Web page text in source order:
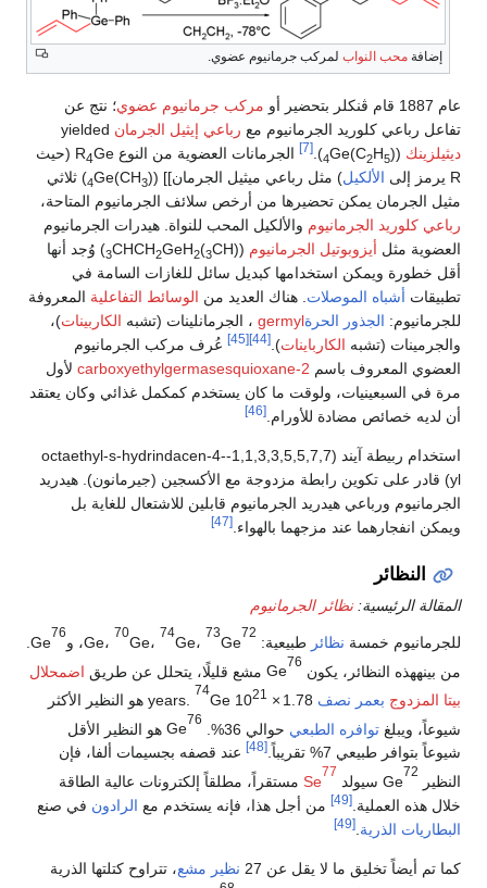
إضافة محب النواب لمركب جرمانيوم عضوي.
عام 1887 قام ڤنكلر بتحضير أو مركب جرمانيوم عضوي؛ نتج عن
تفاعل رباعي كلوريد الجرمانيوم مع رباعي إيثيل الجرمان
ديثيلزينك (
Ge(C2H5)
4
).
[7] الجرمانات العضوية من النوع R 4
Ge (حيث
R يرمز إلى
الألكيل) مثل رباعي ميثيل الجرمان]] ( Ge(CH3)
4) ثلاثي
مثيل الجرمان يمكن تحضيرها من أرخص سلائف الجرمانيوم المتاحة،
رباعي كلوريد الجرمانيوم والألكيل المحب للنواة. هيدرات الجرمانيوم
العضوية مثل أيزوبوتيل الجرمانيوم (
(CH
3
)
2
CHCH2GeH
3) وُجد أنها
أقل خطورة ويمكن استخدامها كبديل سائل للغازات السامة في
تطبيقات أشباه الموصلات. هناك العديد من الوسائط التفاعلية المعروفة
للجرمانيوم: الجذور الحرةgermyl ، الجرمانلينات (تشبه الكاربينات)،
والجرمينات (تشبه الكارباينات).
[44]
[45]
عُرف مركب الجرمانيوم
العضوي المعروف باسم 2-carboxyethylgermasesquioxane
لأول
مرة في السبعينيات، ولوقت ما كان يستخدم كمكمل غذائي وكان يعتقد
أن لديه خصائص مضادة للأورام.[46]
استخدام ربيطة آيند (1,1,3,3,5,5,7,7-octaethyl-s-hydrindacen-4-
yl) قادر على تكوين رابطة مزدوجة مع الأكسجين (جيرمانون). هيدريد
الجرمانيوم ورباعي هيدريد الجرمانيوم قابلين للاشتعال للغاية بل
ويمكن انفجارهما عند مزجهما بالهواء.[47]
النظائر
المقالة الرئيسية:نظائر الجرمانيوم
للجرمانيوم خمسة نظائر طبيعية:
72
Ge،
70
Ge،
74
Ge،
73
Ge ، و
76
Ge
من بينههذه النظائر، يكون
76
Ge مشع قليلًا، يتحلل عن طريق اضمحلال
بيتا المزدوج بعمر نصف 1.78
×
1021
74
Ge
هو النظير الأكثر
شيوعاً، ويبلغ توافره الطبعي حوالي 36%.
76
Ge هو النظير الأقل
شيوعاً بتوافر طبيعي 7% تقريباً.
[48]
عند قصفه بجسيمات ألفا، فإن
النظير
72
Ge سيولد
77
Se مستقراً، مطلقاً إلكترونات عالية الطاقة
خلال هذه العملية. [49] من أجل هذا، فإنه يستخدم مع الرادون في صنع
البطاريات الذرية [49]
كما تم أيضاً تخليق ما لا يقل عن 27 نظير مشع، تتراوح كتلتها الذرية